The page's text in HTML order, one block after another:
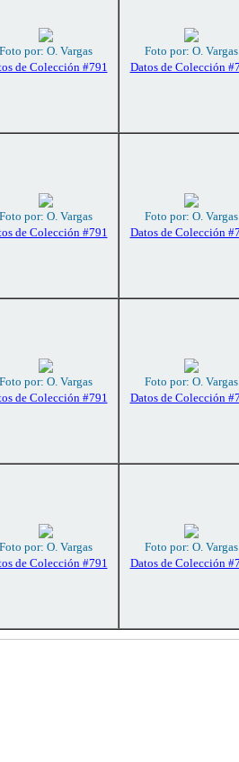
Foto por: O. Vargas
de Colección #791
Foto por: O. Vargas
Datos de Colección
Foto por: O. Vargas
de Colección #791
Foto por: O. Vargas
Datos de Colección
Foto por: O. Vargas
de Colección #791
Foto por: O. Vargas
Datos de Colección
Foto por: O. Vargas
de Colección #791
Foto por: O. Vargas
Datos de Colección